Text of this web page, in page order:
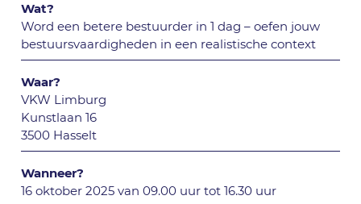
Wat?
Word een betere bestuurder in 1 dag – oefen jouw
bestuursvaardigheden in een realistische context
Waar?
VKW Limburg
Kunstlaan 16
3500 Hasselt
Wanneer?
16 oktober 2025 van 09.00 uur tot 16.30 uur